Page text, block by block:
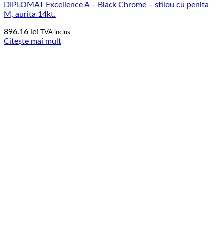
DIPLOMAT Excellence A – Black Chrome – stilou cu penita
M, aurita 14kt.
896.16 lei TVA inclus
Citește mai mult